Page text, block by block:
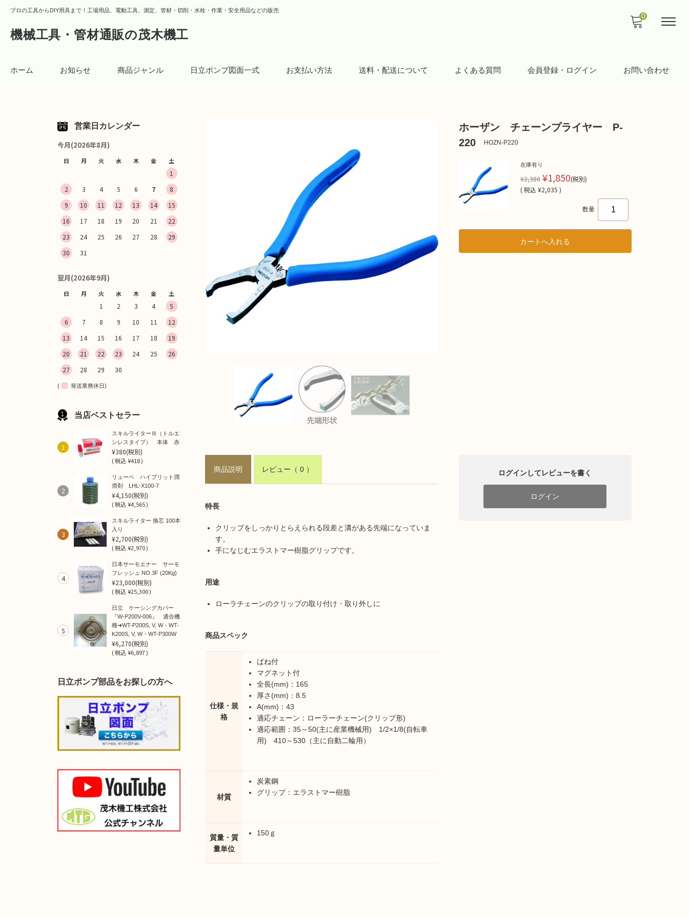
プロの工具からDIY用具まで！工場用品、電動工具、測定、管材・切削・水栓・作業・安全用品などの販売
機械工具・管材通販の茂木機工
ホーム お知らせ 商品ジャンル 日立ポンプ図面一式 お支払い方法 送料・配送について よくある質問 会員登録・ログイン お問い合わせ
0
ホーザン チェーンプライヤー P-
220
HOZN-P220
在庫有り
¥2,380¥1,850(税別)
(税込 ¥2,035 )
数量
商品説明 レビュー （ 0 ）
特長
クリップをしっかりとらえられる段差と溝がある先端になっていま
す。
手になじむエラストマー樹脂グリップです。
用途
ローラチェーンのクリップの取り付け・取り外しに
商品スペック
仕様・規
格
ばね付
マグネット付
全長(mm)：165
厚さ(mm)：8.5
A(mm)：43
適応チェーン：ローラーチェーン(クリップ形)
適応範囲：35～50(主に産業機械用) 1/2×1/8(自転車
用) 410～530（主に自動二輪用）
材質
炭素鋼
グリップ：エラストマー樹脂
質量・質
量単位
150ｇ
ログインしてレビューを書く
ログイン
営業日カレンダー
今月(2026年8月)
日 月 火 水 木 金 土
1
2
3 4 5 6 7
8
9
10 11 12 13 14
15
16
17 18 19 20 21
22
23
24 25 26 27 28
29
30
31
翌月(2026年9月)
日 月 火 水 木 金 土
1 2 3 4
5
6
7 8 9 10 11
12
13
14 15 16 17 18
19
20
21 22 23 24 25
26
27
28 29 30
( 発送業務休日)
当店ベストセラー
1
スキルライターⅢ（トルエ
ンレスタイプ） 本体 赤
¥380(税別)
(税込¥418 )
2
リューベ ハイブリット潤
滑剤 LHL-X100-7
¥4,150(税別)
(税込¥4,565 )
3
スキルライター 換芯 100本
入り
¥2,700(税別)
(税込¥2,970 )
4
日本サーモエナー サーモ
フレッシュ NO.3F (20Kg)
¥23,000(税別)
(税込¥25,300 )
5
日立 ケーシングカバー
『W-P200V-006』 適合機
種➜WT-P200S, V, W・WT-
K200S, V, W・WT-P300W
¥6,270(税別)
(税込¥6,897 )
日立ポンプ部品をお探しの方へ